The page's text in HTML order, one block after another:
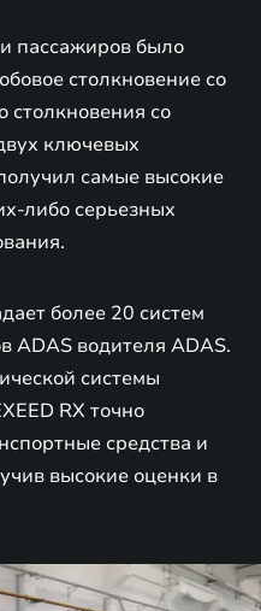
пассажиров было
столкновение со
столкновения со
ключевых
самые высокие
либо серьезных
более 20 систем
ADAS водителя ADAS.
системы
RX точно
средства и
высокие оценки в